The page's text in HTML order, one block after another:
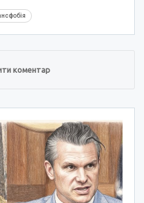
коментар